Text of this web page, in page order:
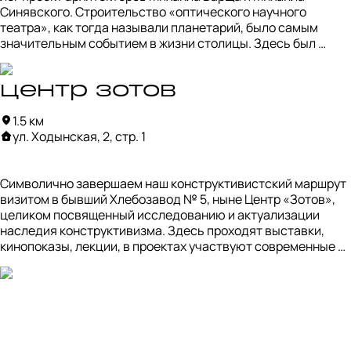
Синявского. Строительство «оптического научного
театра», как тогда называли планетарий, было самым
значительным событием в жизни столицы. Здесь был
создан музей под открытым небом, построена
обсерватория, а с 1960-го года первые космонавты
обучались основам астронавигации.
Сейчас планетарий — это также и полноценная
киностудия, где рождается самое высокотехнологичное
конструктивистской архитектуры.
центр зотов
1.5 км
ул. Ходынская, 2, стр. 1
Символично завершаем наш конструктивистский маршрут
визитом в бывший Хлебозавод № 5, ныне Центр «Зотов»,
целиком посвященный исследованию и актуализации
наследия конструктивизма. Здесь проходят выставки,
кинопоказы, лекции, в проектах участвуют современные
художники и исследователи, благодаря чему
конструктивизм приобретает понятное современной